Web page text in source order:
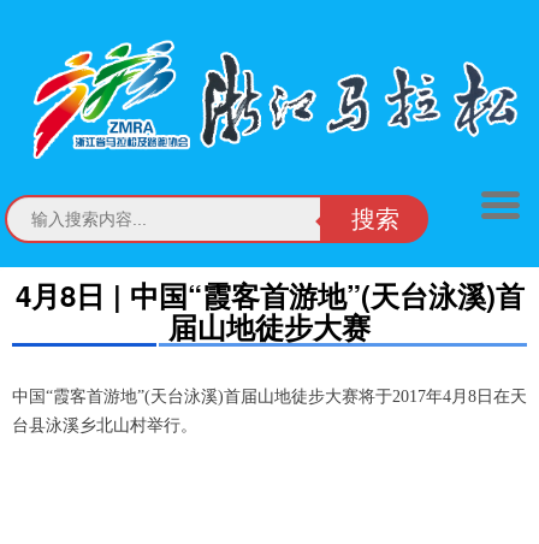
搜索
4月8日 | 中国“霞客首游地”(天台泳溪)首
届山地徒步大赛
中国“霞客首游地”(天台泳溪)首届山地徒步大赛将于2017年4月8日在天
台县泳溪乡北山村举行。